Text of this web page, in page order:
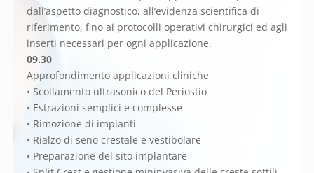
dall’aspetto diagnostico, all’evidenza scientifica di
riferimento, fino ai protocolli operativi chirurgici ed agli
inserti necessari per ogni applicazione.
09.30
Approfondimento applicazioni cliniche
• Scollamento ultrasonico del Periostio
• Estrazioni semplici e complesse
• Rimozione di impianti
• Rialzo di seno crestale e vestibolare
• Preparazione del sito implantare